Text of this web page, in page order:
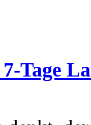
7-Tage